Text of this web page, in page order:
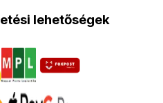
lehetőségek